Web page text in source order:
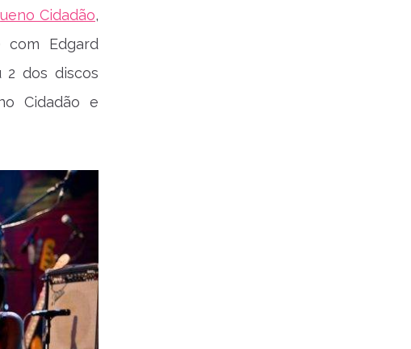
Cidadão,
com Edgard
2 dos discos
Cidadão e